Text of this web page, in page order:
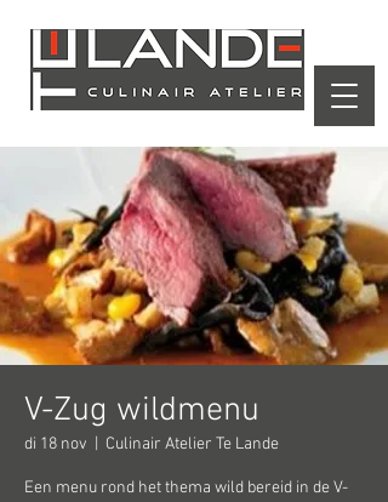
V-Zug wildmenu
di 18 nov Culinair Atelier Te Lande
Een menu rond het thema wild bereid in de V-